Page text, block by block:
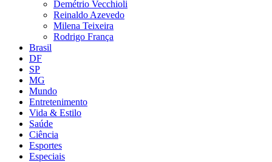
Demétrio Vecchioli
Reinaldo Azevedo
Milena Teixeira
Rodrigo França
Brasil
DF
SP
MG
Mundo
Entretenimento
Vida & Estilo
Saúde
Ciência
Esportes
Especiais